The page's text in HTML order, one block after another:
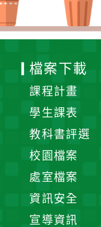
檔案下載
課程計畫
學生課表
教科書評選
校園檔案
處室檔案
資訊安全
宣導資訊